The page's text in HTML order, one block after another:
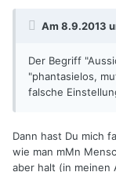
Am 8.9.2013
Der Begriff
"phantasielos,
falsche
Dann hast Du mich
wie man mMn
aber halt (in meinen